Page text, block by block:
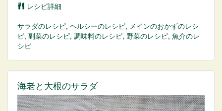
レシピ詳細
サラダのレシピ, ヘルシーのレシピ, メインのおかずのレシ
ピ, 副菜のレシピ, 調味料のレシピ, 野菜のレシピ, 魚介のレ
シピ
海老と大根のサラダ